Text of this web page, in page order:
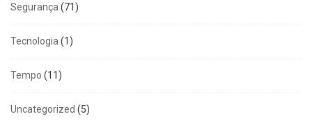
Segurança (71)
Tecnologia (1)
Tempo (11)
Uncategorized (5)